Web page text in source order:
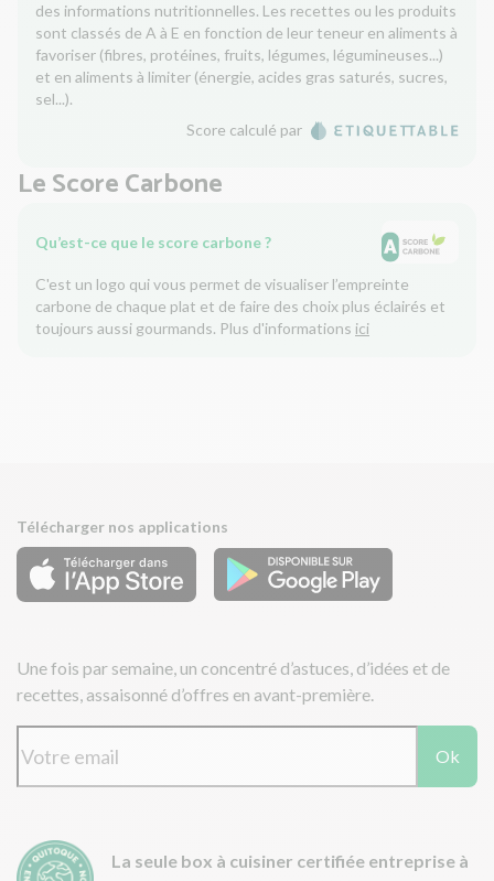
des informations nutritionnelles. Les recettes ou les produits
sont classés de A à E en fonction de leur teneur en aliments à
favoriser (fibres, protéines, fruits, légumes, légumineuses...)
et en aliments à limiter (énergie, acides gras saturés, sucres,
sel...).
Score calculé par
Le Score Carbone
Qu’est-ce que le score carbone ?
C'est un logo qui vous permet de visualiser l’empreinte
carbone de chaque plat et de faire des choix plus éclairés et
toujours aussi gourmands. Plus d'informations ici
Télécharger nos applications
Une fois par semaine, un concentré d’astuces, d’idées et de
recettes, assaisonné d’offres en avant-première.
Ok
La seule box à cuisiner certifiée entreprise à